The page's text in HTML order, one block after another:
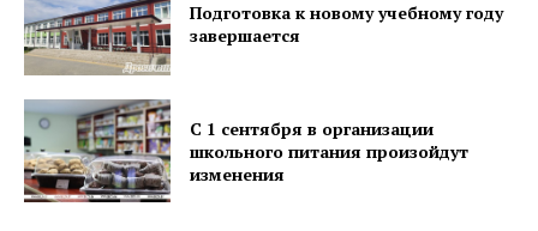
ПОДПИСАТЬСЯ
Редакция "ДВ"
Подготовка к новому учебному году
завершается
С 1 сентября в организации
школьного питания произойдут
изменения